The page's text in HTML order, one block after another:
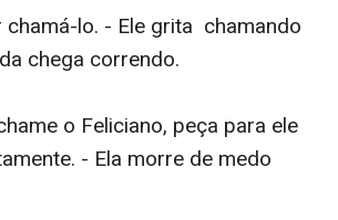
lo. - Ele grita  chamando
chega correndo.
o Feliciano, peça para ele
- Ela morre de medo